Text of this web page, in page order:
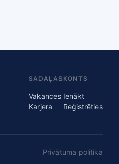
SADAĻAS
Vakances
Karjera
KONTS
Ienākt
Reģistrēties
Privātuma politika